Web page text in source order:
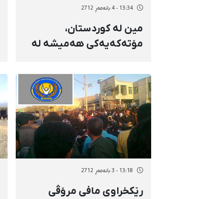
13:34 - 4 بانەمەڕ 2712
مین لە كوردستان،
مۆتەكەیەكی هەمیشە لە
13:18 - 3 بانەمەڕ 2712
رێكخراوی مافی مرۆڤی